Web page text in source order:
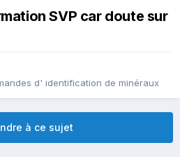
SVP car doute sur
d' identification de minéraux
à ce sujet